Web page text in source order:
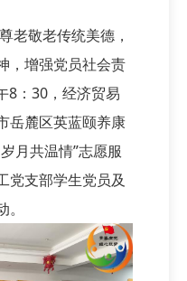
老敬老传统美德，
，增强党员社会责
8：30，经济贸易
岳麓区英蓝颐养康
月共温情”志愿服
党支部学生党员及